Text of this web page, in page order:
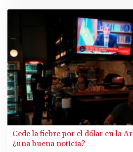
expertos encargado por el Consejo
Cede la fiebre por el dólar en la
¿una buena noticia?